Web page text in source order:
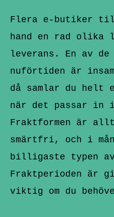
Flera e-butiker
hand en rad olika
leverans. En av de
nuförtiden är
då samlar du helt
när det passar in
Fraktformen är
smärtfri, och i
billigaste typen
Fraktperioden är
viktig om du